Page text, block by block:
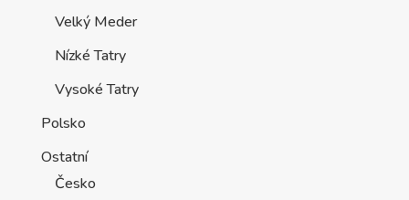
Velký Meder
Nízké Tatry
Vysoké Tatry
Polsko
Ostatní
Česko